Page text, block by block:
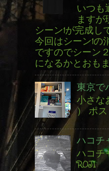
いつも
ますが
シーン1が完成
今回はシーン1
ですのでシーン
になるかとおもま
東京で
小さな
） ポ
ハコチ
ハコチ
ROJI